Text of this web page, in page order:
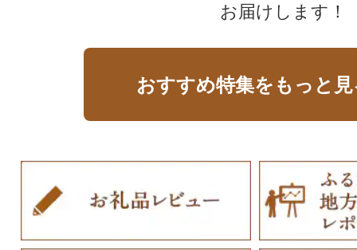
お届けします！
おすすめ特集をもっと